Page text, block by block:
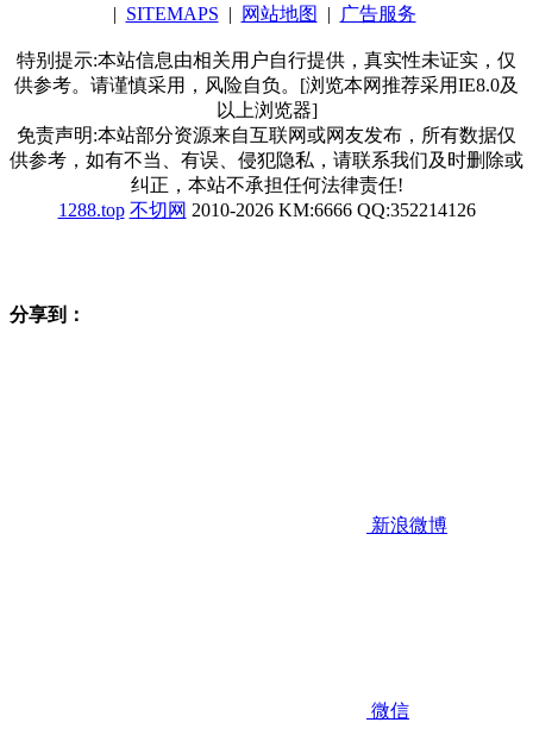
| SITEMAPS | 网站地图 | 广告服务
特别提示:本站信息由相关用户自行提供，真实性未证实，仅
供参考。请谨慎采用，风险自负。[浏览本网推荐采用IE8.0及
以上浏览器]
免责声明:本站部分资源来自互联网或网友发布，所有数据仅
供参考，如有不当、有误、侵犯隐私，请联系我们及时删除或
纠正，本站不承担任何法律责任!
1288.top 不切网 2010-2026 KM:6666 QQ:352214126
分享到：
新浪微博
微信